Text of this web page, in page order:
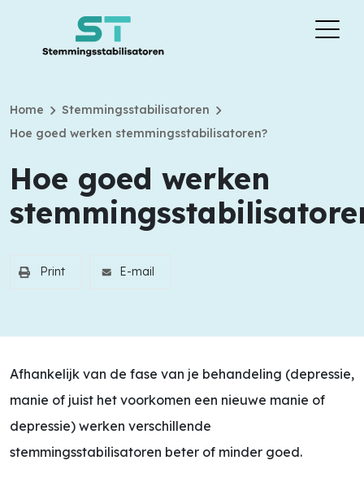
Home chevron_right Stemmingsstabilisatoren chevron_right
Hoe goed werken stemmingsstabilisatoren?
Hoe goed werken
Print E-mail
Afhankelijk van de fase van je behandeling (depressie,
manie of juist het voorkomen een nieuwe manie of
depressie) werken verschillende
stemmingsstabilisatoren beter of minder goed.